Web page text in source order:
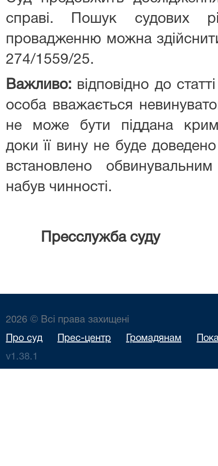
справі. Пошук судових
провадженню можна
274/1559/25.
Важливо: відповідно до
особа вважається
не може бути піддана
доки її вину не буде
встановлено
набув чинності.
Пресслужба суду
2026 © Всі права захищені
Про суд Прес-центр Громадянам
v1.38.1